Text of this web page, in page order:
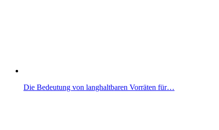
Die Bedeutung von langhaltbaren Vorräten für…